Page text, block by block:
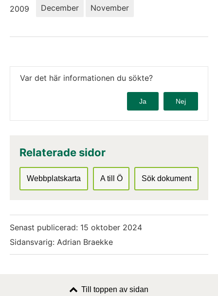
År:
2009 December November
Var det här informationen du sökte?
Ja Nej
Relaterade sidor
Webbplatskarta A till Ö Sök dokument
Senast publicerad: 15 oktober 2024
Sidansvarig: Adrian Braekke
Till toppen av sidan